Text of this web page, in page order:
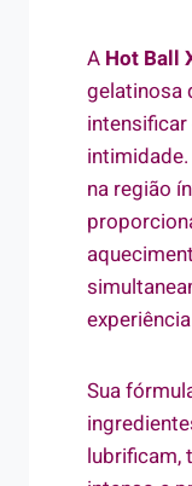
A Hot Ball
gelatinosa
na região
Sua
lubrificam,